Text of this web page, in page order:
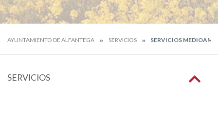
AYUNTAMIENTO DE ALFANTEGA SERVICIOS SERVICIOS
SERVICIOS